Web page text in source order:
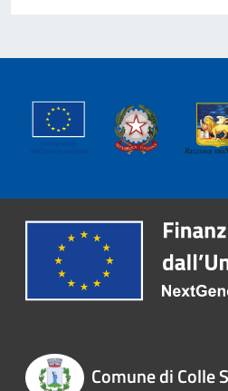
Comune di Colle